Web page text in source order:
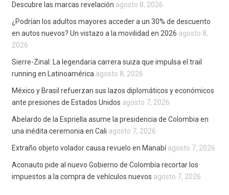
Descubre las marcas revelación agosto 8, 2026
¿Podrían los adultos mayores acceder a un 30% de descuento
en autos nuevos? Un vistazo a la movilidad en 2026 agosto 8,
2026
Sierre-Zinal: La legendaria carrera suiza que impulsa el trail
running en Latinoamérica agosto 8, 2026
México y Brasil refuerzan sus lazos diplomáticos y económicos
ante presiones de Estados Unidos agosto 7, 2026
Abelardo de la Espriella asume la presidencia de Colombia en
una inédita ceremonia en Cali agosto 7, 2026
Extraño objeto volador causa revuelo en Manabí agosto 7, 2026
Aconauto pide al nuevo Gobierno de Colombia recortar los
impuestos a la compra de vehículos nuevos agosto 7, 2026